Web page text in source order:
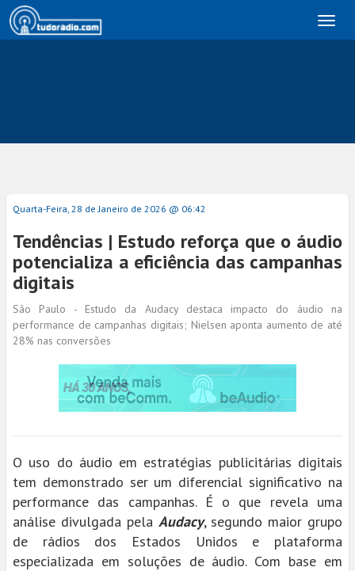
Quarta-Feira, 28 de Janeiro de 2026 @ 06:42
Tendências | Estudo reforça que o áudio
potencializa a eficiência das campanhas
digitais
São Paulo - Estudo da Audacy destaca impacto do áudio na
performance de campanhas digitais; Nielsen aponta aumento de até
28% nas conversões
O uso do áudio em estratégias publicitárias digitais
tem demonstrado ser um diferencial significativo na
performance das campanhas. É o que revela uma
análise divulgada pela Audacy, segundo maior grupo
de rádios dos Estados Unidos e plataforma
especializada em soluções de áudio. Com base em